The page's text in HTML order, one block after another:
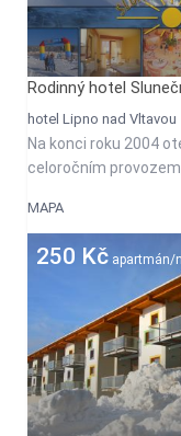
Rodinný hotel
hotel Lipno nad Vltavou
Na konci roku 2004
celoročním
MAPA
250 Kčapartmán/